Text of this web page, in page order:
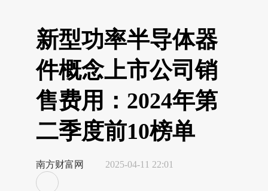
新型功率半导体器
件概念上市公司销
售费用：2024年第
二季度前10榜单
南方财富网 2025-04-11 22:01